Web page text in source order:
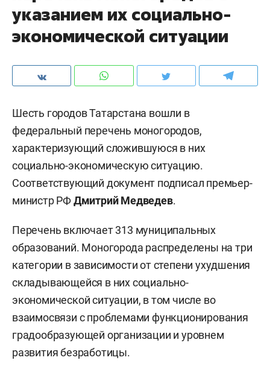
указанием их социально-
экономической ситуации
Шесть городов Татарстана вошли в
федеральный перечень моногородов,
характеризующий сложившуюся в них
социально-экономическую ситуацию.
Соответствующий документ подписал премьер-
министр РФДмитрий Медведев.
Перечень включает 313 муниципальных
образований. Моногорода распределены на три
категории в зависимости от степени ухудшения
складывающейся в них социально-
экономической ситуации, в том числе во
взаимосвязи с проблемами функционирования
градообразующей организации и уровнем
развития безработицы.